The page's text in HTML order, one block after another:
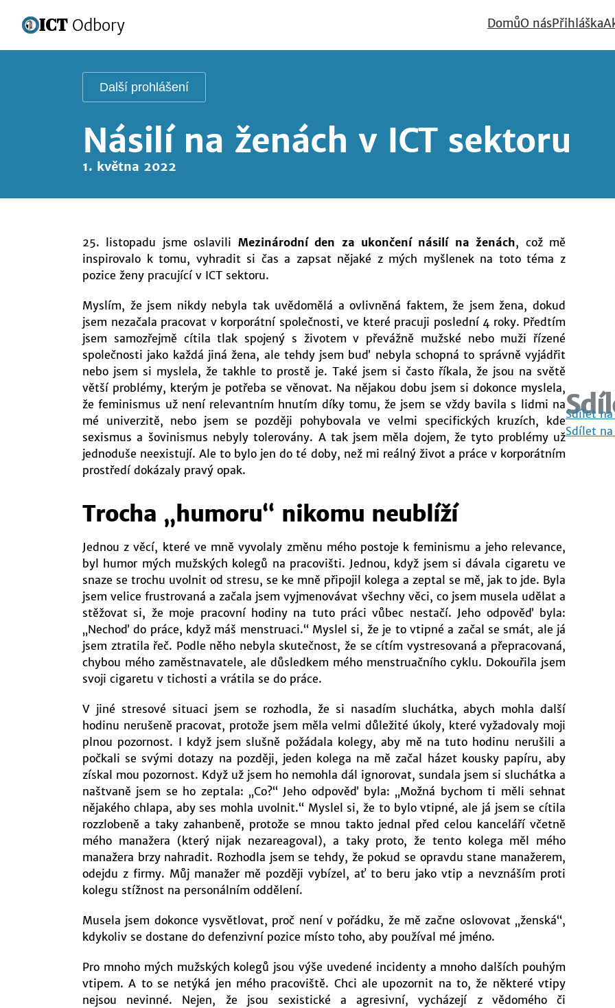
ICTOdbory DomůO násPřihláška
Další prohlášení
Násilí na ženách v ICT sektoru
1. května 2022
25. listopadu jsme oslavili Mezinárodní den za ukončení násilí na ženách, což mě
inspirovalo k tomu, vyhradit si čas a zapsat nějaké z mých myšlenek na toto téma z
pozice ženy pracující v ICT sektoru.
Myslím, že jsem nikdy nebyla tak uvědomělá a ovlivněná faktem, že jsem žena, dokud
jsem nezačala pracovat v korporátní společnosti, ve které pracuji poslední 4 roky. Předtím
jsem samozřejmě cítila tlak spojený s životem v převážně mužské nebo muži řízené
společnosti jako každá jiná žena, ale tehdy jsem buď nebyla schopná to správně vyjádřit
nebo jsem si myslela, že takhle to prostě je. Také jsem si často říkala, že jsou na světě
větší problémy, kterým je potřeba se věnovat. Na nějakou dobu jsem si dokonce myslela,
že feminismus už není relevantním hnutím díky tomu, že jsem se vždy bavila s lidmi na
mé univerzitě, nebo jsem se později pohybovala ve velmi specifických kruzích, kde
sexismus a šovinismus nebyly tolerovány. A tak jsem měla dojem, že tyto problémy už
jednoduše neexistují. Ale to bylo jen do té doby, než mi reálný život a práce v korporátním
prostředí dokázaly pravý opak.
Trocha „humoru“ nikomu neublíží
Jednou z věcí, které ve mně vyvolaly změnu mého postoje k feminismu a jeho relevance,
byl humor mých mužských kolegů na pracovišti. Jednou, když jsem si dávala cigaretu ve
snaze se trochu uvolnit od stresu, se ke mně připojil kolega a zeptal se mě, jak to jde. Byla
jsem velice frustrovaná a začala jsem vyjmenovávat všechny věci, co jsem musela udělat a
stěžovat si, že moje pracovní hodiny na tuto práci vůbec nestačí. Jeho odpověď byla:
„Nechoď do práce, když máš menstruaci.“ Myslel si, že je to vtipné a začal se smát, ale já
jsem ztratila řeč. Podle něho nebyla skutečnost, že se cítím vystresovaná a přepracovaná,
chybou mého zaměstnavatele, ale důsledkem mého menstruačního cyklu. Dokouřila jsem
svoji cigaretu v tichosti a vrátila se do práce.
V jiné stresové situaci jsem se rozhodla, že si nasadím sluchátka, abych mohla další
hodinu nerušeně pracovat, protože jsem měla velmi důležité úkoly, které vyžadovaly moji
plnou pozornost. I když jsem slušně požádala kolegy, aby mě na tuto hodinu nerušili a
počkali se svými dotazy na později, jeden kolega na mě začal házet kousky papíru, aby
získal mou pozornost. Když už jsem ho nemohla dál ignorovat, sundala jsem si sluchátka a
naštvaně jsem se ho zeptala: „Co?“ Jeho odpověď byla: „Možná bychom ti měli sehnat
nějakého chlapa, aby ses mohla uvolnit.“ Myslel si, že to bylo vtipné, ale já jsem se cítila
rozzlobeně a taky zahanbeně, protože se mnou takto jednal před celou kanceláří včetně
mého manažera (který nijak nezareagoval), a taky proto, že tento kolega měl mého
manažera brzy nahradit. Rozhodla jsem se tehdy, že pokud se opravdu stane manažerem,
odejdu z firmy. Můj manažer mě později vybízel, ať to beru jako vtip a nevznáším proti
kolegu stížnost na personálním oddělení.
Musela jsem dokonce vysvětlovat, proč není v pořádku, že mě začne oslovovat „ženská“,
kdykoliv se dostane do defenzivní pozice místo toho, aby používal mé jméno.
Pro mnoho mých mužských kolegů jsou výše uvedené incidenty a mnoho dalších pouhým
vtipem. A to se netýká jen mého pracoviště. Chci ale upozornit na to, že některé vtipy
nejsou nevinné. Nejen, že jsou sexistické a agresivní, vycházejí z vědomého či
Sdílet
Sdílet